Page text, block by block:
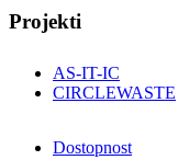
Projekti
AS-IT-IC
CIRCLEWASTE
Dostopnost